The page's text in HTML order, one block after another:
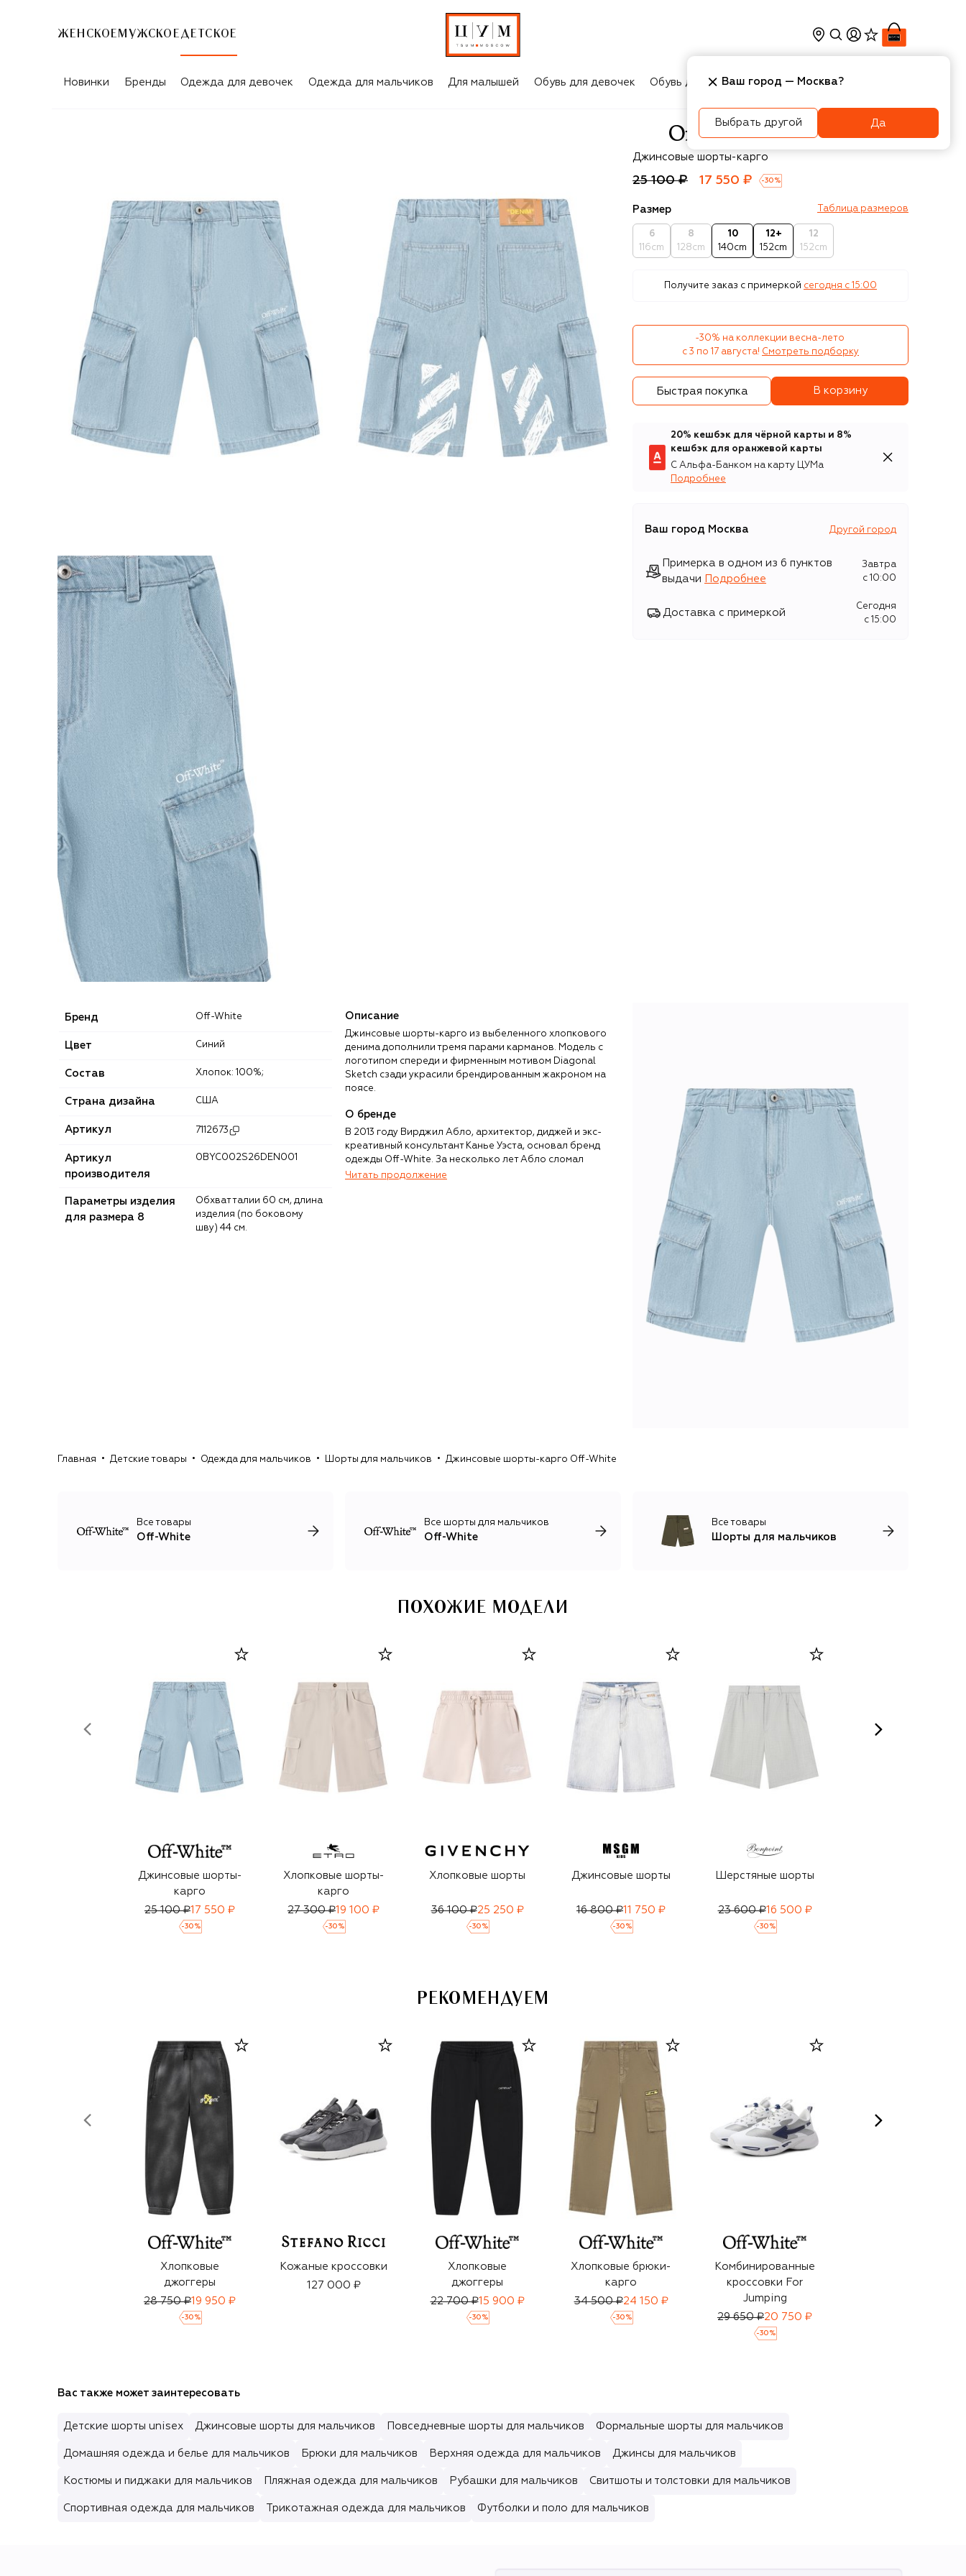
ЖЕНСКОЕ МУЖСКОЕ ДЕТСКОЕ
Новинки Бренды Одежда для девочек Одежда для мальчиков Для малышей Обувь для девочек Обувь для мальчиков Игрушки Аксесcуары
Off-White
Джинсовые шорты-карго
25 100 ₽ 17 550 ₽ -30 %
Размер Таблица размеров
6
116cm
8
128cm
10
140cm
12+
152cm
12
152cm
Получите заказ с примеркой сегодня c 15:00
-30% на коллекции весна-лето
с 3 по 17 августа! Смотреть подборку
Быстрая покупка В корзину
20% кешбэк для чёрной карты и 8%
кешбэк для оранжевой карты
С Альфа-Банком на карту ЦУМа
Подробнее
Ваш город Москва Другой город
Примерка в одном из 6 пунктов
выдачи
Подробнее
Завтра
c 10:00
Доставка с примеркой
Сегодня
c 15:00
Бренд Off-White
Цвет Синий
Состав Хлопок: 100%;
Страна дизайна США
Артикул 7112673
Артикул
производителя
0BYC002S26DEN001
Параметры изделия
для размера 8
Обхват талии 60 см, длина
изделия (по боковому
шву) 44 см.
Описание
Джинсовые шорты-карго из выбеленного хлопкового
денима дополнили тремя парами карманов. Модель с
логотипом спереди и фирменным мотивом Diagonal
Sketch сзади украсили брендированным жакроном на
поясе.
О бренде
В 2013 году Вирджил Абло, архитектор, диджей и экс-
креативный консультант Канье Уэста, основал бренд
одежды Off-White. За несколько лет Абло сломал
устоявшиеся стандарты модной индустрии, показав, что
White стал стилист Ибрагим Камара. Под его
культур, рас, возрастов и художественных техник,
благодаря которому визуальный язык бренда
Читать продолжение
Главная Детские товары Одежда для мальчиков Шорты для мальчиков Джинсовые шорты-карго Off-White
Все товары
Off-White
Все шорты для мальчиков
Off-White
Все товары
Шорты для мальчиков
ПОХОЖИЕ МОДЕЛИ
Джинсовые шорты-
карго
25 100 ₽17 550 ₽
-30 %
Хлопковые шорты-
карго
27 300 ₽19 100 ₽
-30 %
Хлопковые шорты
36 100 ₽25 250 ₽
-30 %
Джинсовые шорты
16 800 ₽11 750 ₽
-30 %
Шерстяные шорты
23 600 ₽16 500 ₽
-30 %
РЕКОМЕНДУЕМ
Хлопковые
джоггеры
28 750 ₽19 950 ₽
-30 %
Кожаные кроссовки
127 000 ₽
Хлопковые
джоггеры
22 700 ₽15 900 ₽
-30 %
Хлопковые брюки-
карго
34 500 ₽24 150 ₽
-30 %
Комбинированные
кроссовки For
Jumping
29 650 ₽20 750 ₽
-30 %
Вас также может заинтересовать
Детские шорты unisex Джинсовые шорты для мальчиков Повседневные шорты для мальчиков Формальные шорты для мальчиков
Домашняя одежда и белье для мальчиков Брюки для мальчиков Верхняя одежда для мальчиков Джинсы для мальчиков
Костюмы и пиджаки для мальчиков Пляжная одежда для мальчиков Рубашки для мальчиков Свитшоты и толстовки для мальчиков
Спортивная одежда для мальчиков Трикотажная одежда для мальчиков Футболки и поло для мальчиков
Ваш город — Москва?
Выбрать другой Да